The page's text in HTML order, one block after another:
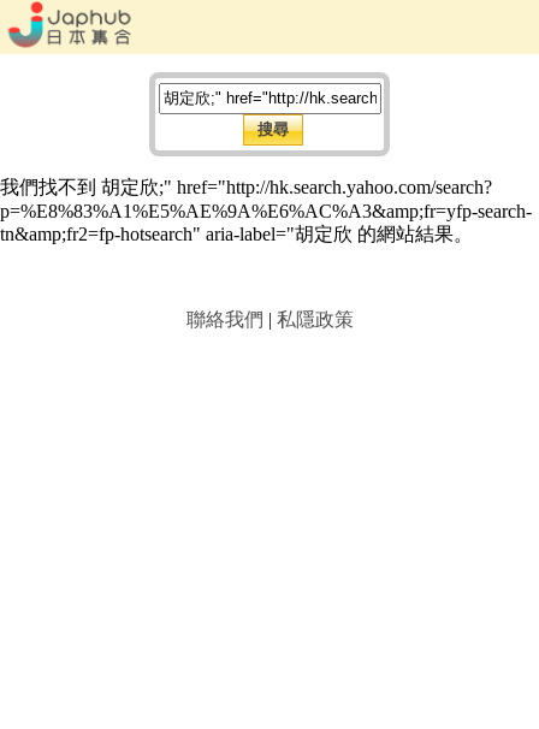
我們找不到 胡定欣;" href="http://hk.search.yahoo.com/search?
p=%E8%83%A1%E5%AE%9A%E6%AC%A3&amp;fr=yfp-search-
tn&amp;fr2=fp-hotsearch" aria-label="胡定欣 的網站結果。
聯絡我們 | 私隱政策